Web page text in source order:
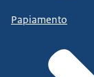
Papiamento